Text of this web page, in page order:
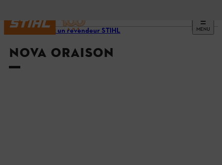
MENU
Trouvez un revendeur STIHL
NOVA ORAISON